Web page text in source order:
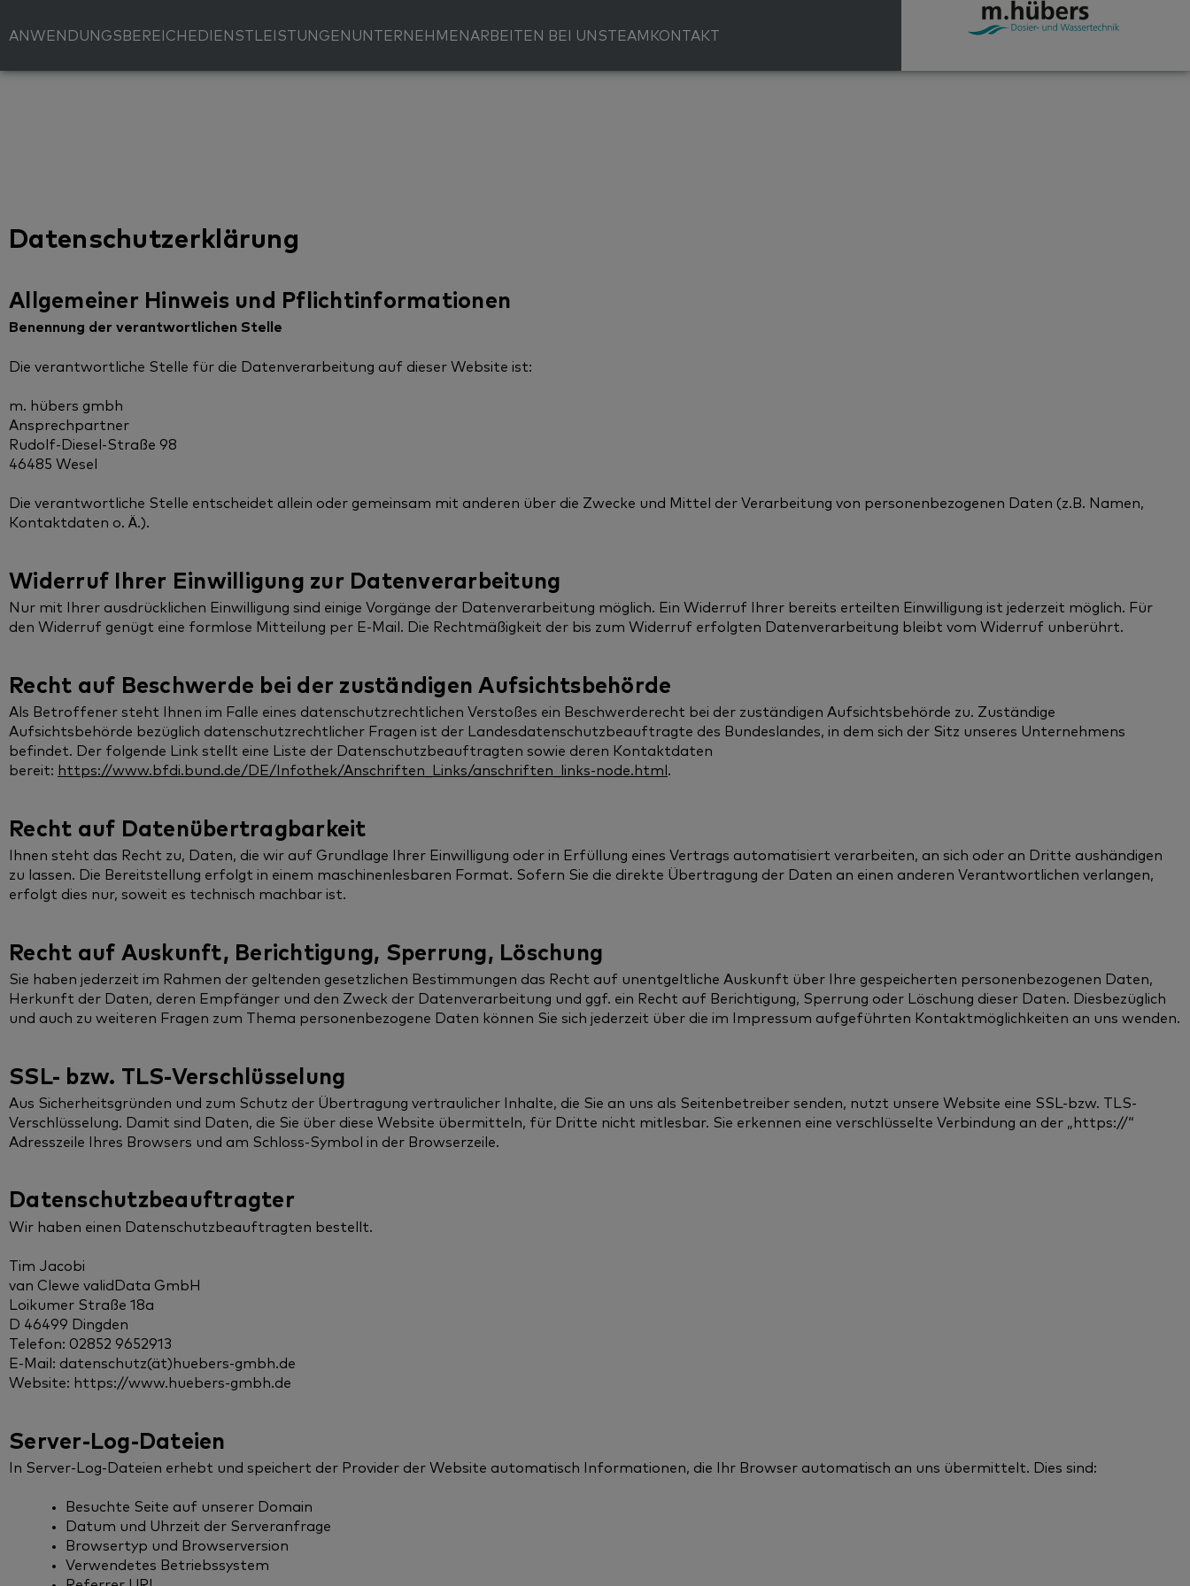
ANWENDUNGSBEREICHE DIENSTLEISTUNGEN UNTERNEHMEN ARBEITEN BEI UNS TEAM KONTAKT
Datenschutzerklärung
Allgemeiner Hinweis und Pflichtinformationen
Benennung der verantwortlichen Stelle
Die verantwortliche Stelle für die Datenverarbeitung auf dieser Website ist:
m. hübers gmbh
Ansprechpartner
Rudolf-Diesel-Straße 98
46485 Wesel
Die verantwortliche Stelle entscheidet allein oder gemeinsam mit anderen über die Zwecke und Mittel der Verarbeitung von personenbezogenen Daten (z.B. Namen,
Kontaktdaten o. Ä.).
Widerruf Ihrer Einwilligung zur Datenverarbeitung
Nur mit Ihrer ausdrücklichen Einwilligung sind einige Vorgänge der Datenverarbeitung möglich. Ein Widerruf Ihrer bereits erteilten Einwilligung ist jederzeit möglich. Für
den Widerruf genügt eine formlose Mitteilung per E-Mail. Die Rechtmäßigkeit der bis zum Widerruf erfolgten Datenverarbeitung bleibt vom Widerruf unberührt.
Recht auf Beschwerde bei der zuständigen Aufsichtsbehörde
Als Betroffener steht Ihnen im Falle eines datenschutzrechtlichen Verstoßes ein Beschwerderecht bei der zuständigen Aufsichtsbehörde zu. Zuständige
Aufsichtsbehörde bezüglich datenschutzrechtlicher Fragen ist der Landesdatenschutzbeauftragte des Bundeslandes, in dem sich der Sitz unseres Unternehmens
befindet. Der folgende Link stellt eine Liste der Datenschutzbeauftragten sowie deren Kontaktdaten
bereit: https://www.bfdi.bund.de/DE/Infothek/Anschriften_Links/anschriften_links-node.html .
Recht auf Datenübertragbarkeit
Ihnen steht das Recht zu, Daten, die wir auf Grundlage Ihrer Einwilligung oder in Erfüllung eines Vertrags automatisiert verarbeiten, an sich oder an Dritte aushändigen
zu lassen. Die Bereitstellung erfolgt in einem maschinenlesbaren Format. Sofern Sie die direkte Übertragung der Daten an einen anderen Verantwortlichen verlangen,
erfolgt dies nur, soweit es technisch machbar ist.
Recht auf Auskunft, Berichtigung, Sperrung, Löschung
Sie haben jederzeit im Rahmen der geltenden gesetzlichen Bestimmungen das Recht auf unentgeltliche Auskunft über Ihre gespeicherten personenbezogenen Daten,
Herkunft der Daten, deren Empfänger und den Zweck der Datenverarbeitung und ggf. ein Recht auf Berichtigung, Sperrung oder Löschung dieser Daten. Diesbezüglich
und auch zu weiteren Fragen zum Thema personenbezogene Daten können Sie sich jederzeit über die im Impressum aufgeführten Kontaktmöglichkeiten an uns wenden.
SSL- bzw. TLS-Verschlüsselung
Aus Sicherheitsgründen und zum Schutz der Übertragung vertraulicher Inhalte, die Sie an uns als Seitenbetreiber senden, nutzt unsere Website eine SSL-bzw. TLS-
Verschlüsselung. Damit sind Daten, die Sie über diese Website übermitteln, für Dritte nicht mitlesbar. Sie erkennen eine verschlüsselte Verbindung an der „https://“
Adresszeile Ihres Browsers und am Schloss-Symbol in der Browserzeile.
Datenschutzbeauftragter
Wir haben einen Datenschutzbeauftragten bestellt.
Tim Jacobi
van Clewe validData GmbH
Loikumer Straße 18a
D 46499 Dingden
Telefon: 02852 9652913
E-Mail: datenschutz(ät)huebers-gmbh.de
Website: https://www.huebers-gmbh.de
Server-Log-Dateien
In Server-Log-Dateien erhebt und speichert der Provider der Website automatisch Informationen, die Ihr Browser automatisch an uns übermittelt. Dies sind:
Besuchte Seite auf unserer Domain
Datum und Uhrzeit der Serveranfrage
Browsertyp und Browserversion
Verwendetes Betriebssystem